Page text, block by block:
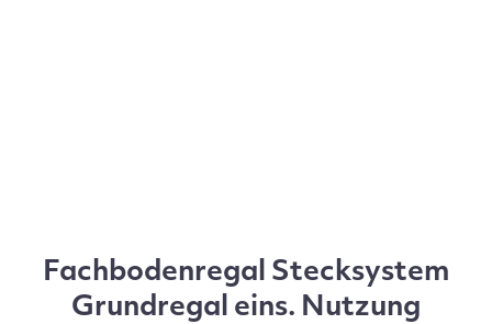
Fachbodenregal Stecksystem
Grundregal eins. Nutzung